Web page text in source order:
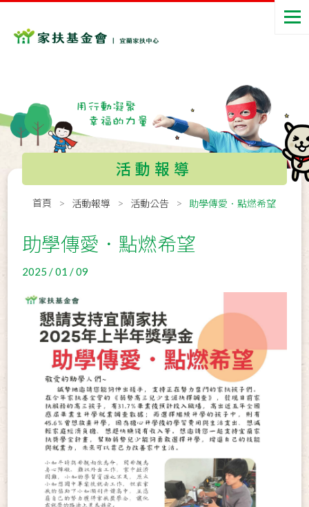
活動報導
首頁 活動報導 活動公告 助學傳愛．點燃希望
助學傳愛．點燃希望
2025 / 01 / 09